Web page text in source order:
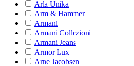
Arla Unika
Arm & Hammer
Armani
Armani Collezioni
Armani Jeans
Armor Lux
Arne Jacobsen